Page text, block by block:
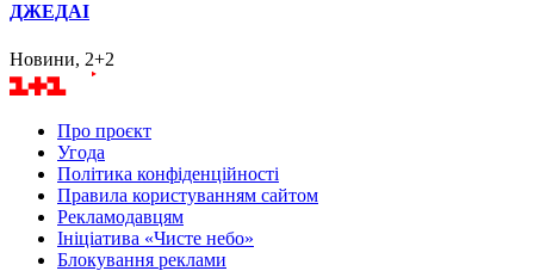
ДЖЕДАІ
Новини, 2+2
Про проєкт
Угода
Політика конфіденційності
Правила користуванням сайтом
Рекламодавцям
Ініціатива «Чисте небо»
Блокування реклами